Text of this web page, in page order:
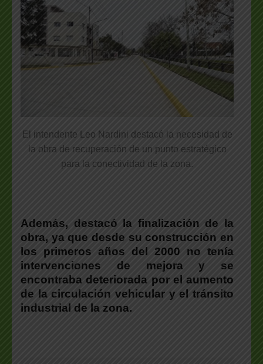
El intendente Leo Nardini destacó la necesidad de
la obra de recuperación de un punto estratégico
para la conectividad de la zona.
Además, destacó la finalización de la
obra, ya que desde su construcción en
los primeros años del 2000 no tenía
intervenciones de mejora y se
encontraba deteriorada por el aumento
de la circulación vehicular y el tránsito
industrial de la zona.